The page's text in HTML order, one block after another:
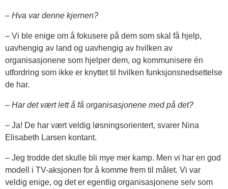
– Hva var denne kjernen?
– Vi ble enige om å fokusere på dem som skal få hjelp,
uavhengig av land og uavhengig av hvilken av
organisasjonene som hjelper dem, og kommunisere én
utfordring som ikke er knyttet til hvilken funksjonsnedsettelse
de har.
– Har det vært lett å få organisasjonene med på det?
– Ja! De har vært veldig løsningsorientert, svarer Nina
Elisabeth Larsen kontant.
– Jeg trodde det skulle bli mye mer kamp. Men vi har en god
modell i TV-aksjonen for å komme frem til målet. Vi var
veldig enige, og det er egentlig organisasjonene selv som